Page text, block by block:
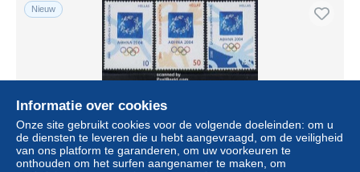
Nieuw
Informatie over cookies
Onze site gebruikt cookies voor de volgende doeleinden: om u
de diensten te leveren die u hebt aangevraagd, om de veiligheid
van ons platform te garanderen, om uw voorkeuren te
onthouden om het surfen aangenamer te maken, om